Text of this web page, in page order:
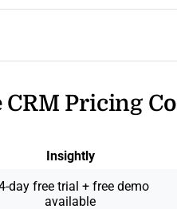
Pricing
Insightly
day free trial + free demo
available